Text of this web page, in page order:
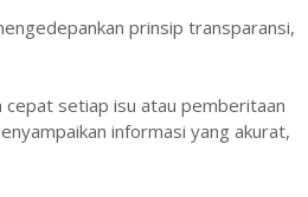
prinsip transparansi,
setiap isu atau pemberitaan
informasi yang akurat,